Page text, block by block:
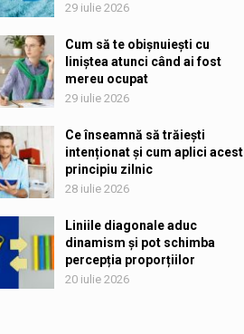
29 iulie 2026
Cum să te obișnuiești cu
liniștea atunci când ai fost
mereu ocupat
29 iulie 2026
Ce înseamnă să trăiești
intenționat și cum aplici acest
principiu zilnic
28 iulie 2026
Liniile diagonale aduc
dinamism și pot schimba
percepția proporțiilor
20 iulie 2026